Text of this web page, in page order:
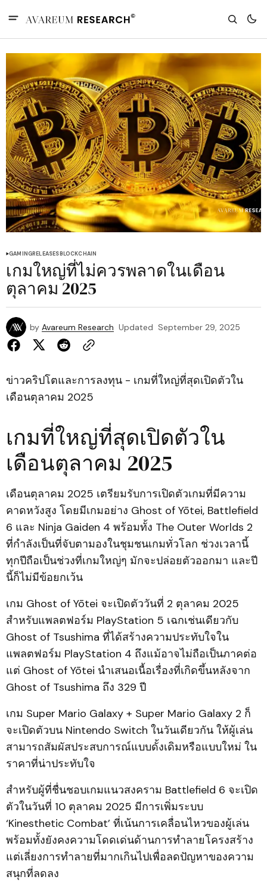
GAMINGRELEASESBLOCKCHAIN
เกมใหญ่ที่ไม่ควรพลาดในเดือน
ตุลาคม 2025
by Avareum Research Updated September 29, 2025
ข่าวคริปโตและการลงทุน - เกมที่ใหญ่ที่สุดเปิดตัวใน
เดือนตุลาคม 2025
เกมที่ใหญ่ที่สุดเปิดตัวใน
เดือนตุลาคม 2025
เดือนตุลาคม 2025 เตรียมรับการเปิดตัวเกมที่มีความ
คาดหวังสูง โดยมีเกมอย่าง Ghost of Yōtei, Battlefield
6 และ Ninja Gaiden 4 พร้อมทั้ง The Outer Worlds 2
ที่กำลังเป็นที่จับตามองในชุมชนเกมทั่วโลก ช่วงเวลานี้
ทุกปีถือเป็นช่วงที่เกมใหญ่ๆ มักจะปล่อยตัวออกมา และปี
นี้ก็ไม่มีข้อยกเว้น
เกม Ghost of Yōtei จะเปิดตัววันที่ 2 ตุลาคม 2025
สำหรับแพลตฟอร์ม PlayStation 5 เฉกเช่นเดียวกับ
Ghost of Tsushima ที่ได้สร้างความประทับใจใน
แพลตฟอร์ม PlayStation 4 ถึงแม้อาจไม่ถือเป็นภาคต่อ
แต่ Ghost of Yōtei นำเสนอเนื้อเรื่องที่เกิดขึ้นหลังจาก
Ghost of Tsushima ถึง 329 ปี
เกม Super Mario Galaxy + Super Mario Galaxy 2 ก็
จะเปิดตัวบน Nintendo Switch ในวันเดียวกัน ให้ผู้เล่น
สามารถสัมผัสประสบการณ์แบบดั้งเดิมหรือแบบใหม่ ใน
ราคาที่น่าประทับใจ
สำหรับผู้ที่ชื่นชอบเกมแนวสงคราม Battlefield 6 จะเปิด
ตัวในวันที่ 10 ตุลาคม 2025 มีการเพิ่มระบบ
‘Kinesthetic Combat’ ที่เน้นการเคลื่อนไหวของผู้เล่น
พร้อมทั้งยังคงความโดดเด่นด้านการทำลายโครงสร้าง
แต่เลี่ยงการทำลายที่มากเกินไปเพื่อลดปัญหาของความ
สนุกที่ลดลง